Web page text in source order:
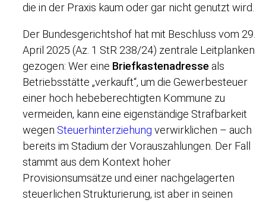
die in der Praxis kaum oder gar nicht genutzt wird.
Der Bundesgerichtshof hat mit Beschluss vom 29.
April 2025 (Az. 1 StR 238/24) zentrale Leitplanken
gezogen: Wer eine Briefkastenadresse als
Betriebsstätte „verkauft“, um die Gewerbesteuer
einer hoch hebeberechtigten Kommune zu
vermeiden, kann eine eigenständige Strafbarkeit
wegen Steuerhinterziehung verwirklichen – auch
bereits im Stadium der Vorauszahlungen. Der Fall
stammt aus dem Kontext hoher
Provisionsumsätze und einer nachgelagerten
steuerlichen Strukturierung, ist aber in seinen